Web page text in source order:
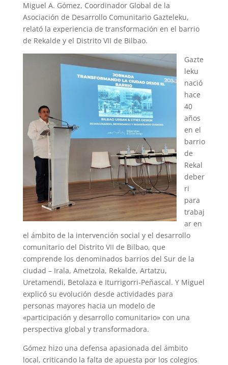
Miguel A. Gómez, Coordinador Global de la
Asociación de Desarrollo Comunitario Gazteleku,
relató la experiencia de transformación en el barrio
de Rekalde y el Distrito VII de Bilbao.
Gazte
leku
nació
hace
40
años
en el
barrio
de
Rekal
deber
ri
para
trabaj
ar en
el ámbito de la intervención social y el desarrollo
comunitario del Distrito VII de Bilbao, que
comprende los denominados barrios del Sur de la
ciudad – Irala, Ametzola, Rekalde, Artatzu,
Uretamendi, Betolaza e Iturrigorri-Peñascal. Y Miguel
explicó su evolución desde actividades para
personas mayores hacia un modelo de
«participación y desarrollo comunitario» con una
perspectiva global y transformadora.
Gómez hizo una defensa apasionada del ámbito
local, criticando la falta de apuesta por los colegios